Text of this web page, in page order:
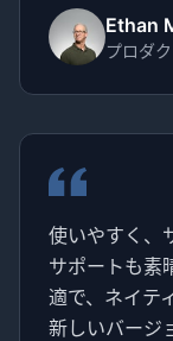
Ethan
プロダ
使いやすく、
サポートも素
適で、ネイテ
新しいバージ